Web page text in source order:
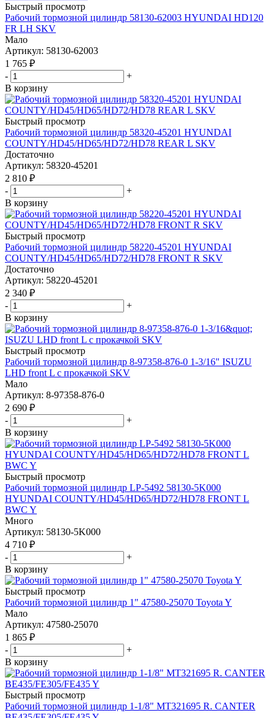
Быстрый просмотр
Рабочий тормозной цилиндр 58130-62003 HYUNDAI HD120
FR LH SKV
Мало
Артикул: 58130-62003
1 765 ₽
-
+
В корзину
Быстрый просмотр
Рабочий тормозной цилиндр 58320-45201 HYUNDAI
COUNTY/HD45/HD65/HD72/HD78 REAR L SKV
Достаточно
Артикул: 58320-45201
2 810 ₽
-
+
В корзину
Быстрый просмотр
Рабочий тормозной цилиндр 58220-45201 HYUNDAI
COUNTY/HD45/HD65/HD72/HD78 FRONT R SKV
Достаточно
Артикул: 58220-45201
2 340 ₽
-
+
В корзину
Быстрый просмотр
Рабочий тормозной цилиндр 8-97358-876-0 1-3/16" ISUZU
LHD front L с прокачкой SKV
Мало
Артикул: 8-97358-876-0
2 690 ₽
-
+
В корзину
Быстрый просмотр
Рабочий тормозной цилиндр LP-5492 58130-5K000
HYUNDAI COUNTY/HD45/HD65/HD72/HD78 FRONT L
BWC Y
Много
Артикул: 58130-5K000
4 710 ₽
-
+
В корзину
Быстрый просмотр
Рабочий тормозной цилиндр 1" 47580-25070 Toyota Y
Мало
Артикул: 47580-25070
1 865 ₽
-
+
В корзину
Быстрый просмотр
Рабочий тормозной цилиндр 1-1/8" MT321695 R. CANTER